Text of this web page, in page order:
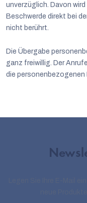
unverzüglich. Davon
Beschwerde direkt bei
nicht berührt.
Die Übergabe
ganz freiwillig. Der
die personenbezogenen